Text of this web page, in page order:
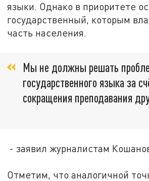
языки. Однако в приоритете
государственный, которым
часть населения.
Мы не должны решать
государственного языка за
сокращения преподавания
- заявил журналистам
Отметим, что аналогичной